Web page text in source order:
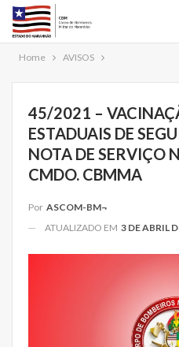
Home AVISOS
45/2021 –
ESTADUAIS DE
NOTA DE SERVIÇO
CMDO. CBMMA
Por ASCOM-BM¬
ATUALIZADO EM 3 DE ABRIL